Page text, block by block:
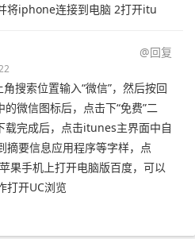
将iphone连接到电脑 2打开itu
@回复
搜索位置输入“微信”，然后按回
微信图标后，点击下“免费”二
载完成后，点击itunes主界面中自
摘要信息应用程序等字样，点
果手机上打开电脑版百度，可以
打开UC浏览